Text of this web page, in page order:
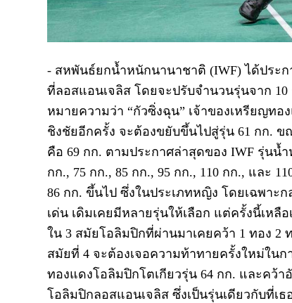
- สหพันธ์ยกน้ำหนักนานาชาติ (IWF)ได้ประ
ที่ลอสแอนเจลิส โดยจะปรับจำนวนรุ่นจาก 10
หมายความว่า“กัวซิ่งฉุน” เจ้าของเหรียญทอ
ชิงชัยอีกครั้ง จะต้องขยับขึ้นไปสู่รุ่น61 กก.
คือ69 กก. ตามประกาศล่าสุดของIWF รุ่นน้
กก., 75 กก., 85 กก., 95 กก., 110 กก., และ
86 กก. ขึ้นไป ซึ่งในประเภทหญิง โดยเฉพาะ
เด่น เดิมเคยมีหลายรุ่นให้เลือก แต่ครั้งนี้เหลือ
ใน3 สมัยโอลิมปิกที่ผ่านมาเคยคว้า 1ทอง2
สมัยที่4 จะต้องเจอความท้าทายครั้งใหม่ใน
ทองแดงโอลิมปิกโตเกียวรุ่น64 กก. และคว้
โอลิมปิกลอสแอนเจลิส ซึ่งเป็นรุ่นเดียวกับที่เ